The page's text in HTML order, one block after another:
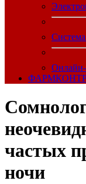
Онлайн-
частых
ночи